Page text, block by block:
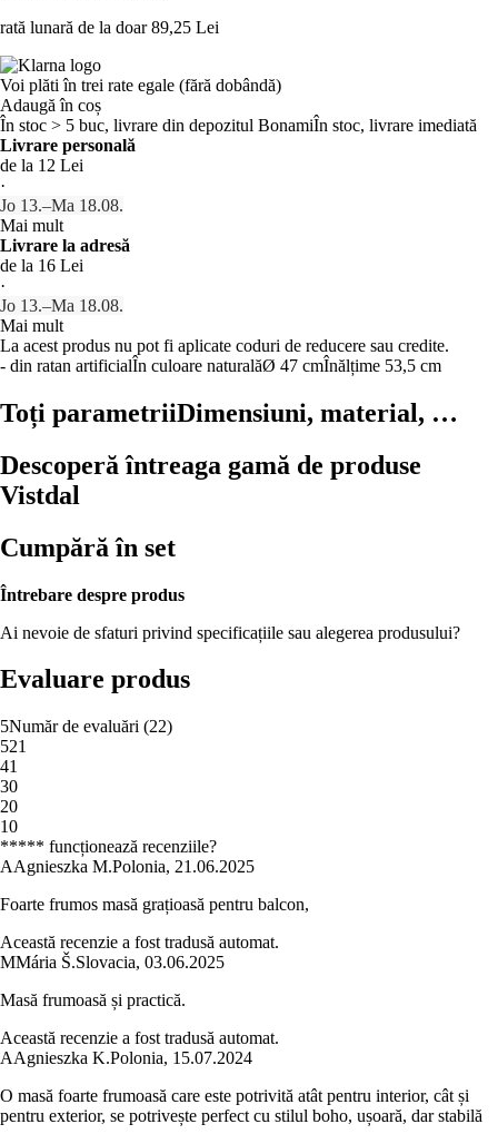
rată lunară de la doar 89,25 Lei
Voi plăti în trei rate egale (fără dobândă)
Adaugă în coș
În stoc > 5 buc, livrare din depozitul BonamiÎn stoc, livrare imediată
Livrare personală
de la 12 Lei
·
Jo 13.–Ma 18.08.
Mai mult
Livrare la adresă
de la 16 Lei
·
Jo 13.–Ma 18.08.
Mai mult
La acest produs nu pot fi aplicate coduri de reducere sau credite.
- din ratan artificialÎn culoare naturalăØ 47 cmÎnălțime 53,5 cm
Toți parametriiDimensiuni, material, …
Descoperă întreaga gamă de produse
Vistdal
Cumpără în set
Întrebare despre produs
Ai nevoie de sfaturi privind specificațiile sau alegerea produsului?
Evaluare produs
5Număr de evaluări (22)
521
41
30
20
10
***** funcționează recenziile?
AAgnieszka M.Polonia, 21.06.2025
Foarte frumos masă grațioasă pentru balcon,
Această recenzie a fost tradusă automat.
MMária Š.Slovacia, 03.06.2025
Masă frumoasă și practică.
Această recenzie a fost tradusă automat.
AAgnieszka K.Polonia, 15.07.2024
O masă foarte frumoasă care este potrivită atât pentru interior, cât și
pentru exterior, se potrivește perfect cu stilul boho, ușoară, dar stabilă